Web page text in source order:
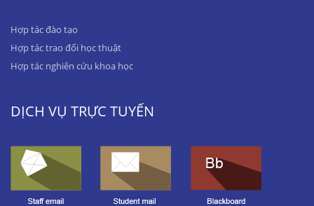
Hợp tác đào tạo
Hợp tác trao đổi học thuật
Hợp tác nghiên cứu khoa học
DỊCH VỤ TRỰC TUYẾN